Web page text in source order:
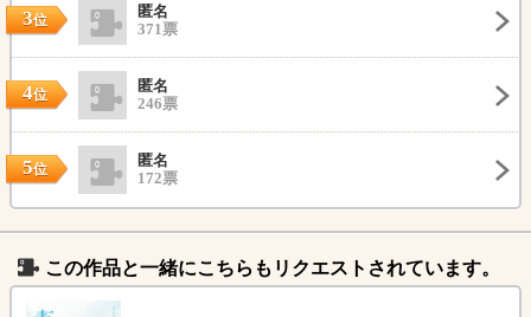
3位
匿名
371票
4位
匿名
246票
5位
匿名
172票
この作品と一緒にこちらもリクエストされています。